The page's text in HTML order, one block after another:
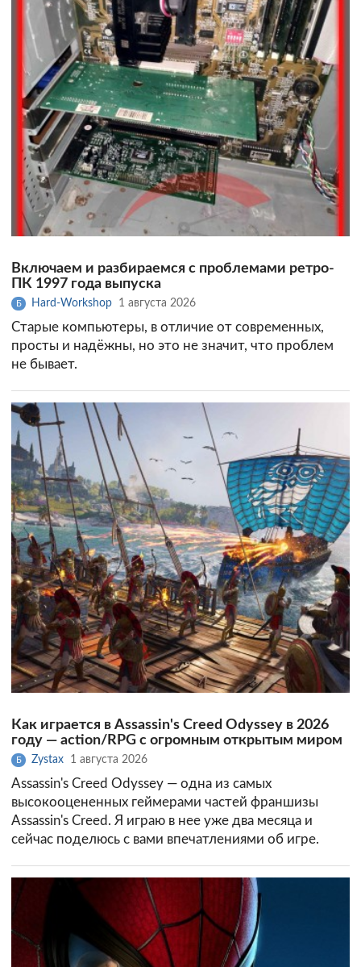
Включаем и разбираемся с проблемами ретро-
ПК 1997 года выпуска
Б Hard-Workshop 1 августа 2026
Старые компьютеры, в отличие от современных,
просты и надёжны, но это не значит, что проблем
не бывает.
Как играется в Assassin's Creed Odyssey в 2026
году — action/RPG с огромным открытым миром
Б Zystax 1 августа 2026
Assassin's Creed Odyssey — одна из самых
высокооцененных геймерами частей франшизы
Assassin's Creed. Я играю в нее уже два месяца и
сейчас поделюсь с вами впечатлениями об игре.